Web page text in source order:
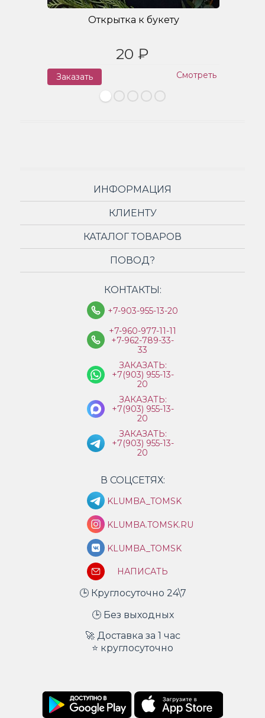
Открытка к букету
20 ₽
Заказать Смотреть
ИНФОРМАЦИЯ
КЛИЕНТУ
КАТАЛОГ ТОВАРОВ
ПОВОД?
КОНТАКТЫ:
+7-903-955-13-20
+7-960-977-11-11
+7-962-789-33-
33
ЗАКАЗАТЬ:
+7(903) 955-13-
20
ЗАКАЗАТЬ:
+7(903) 955-13-
20
ЗАКАЗАТЬ:
+7(903) 955-13-
20
В СОЦСЕТЯХ:
KLUMBA_TOMSK
KLUMBA.TOMSK.RU
KLUMBA_TOMSK
НАПИСАТЬ
🕒 Круглосуточно 24\7
🕒 Без выходных
🚀 Доставка за 1 час
⭐ круглосуточно